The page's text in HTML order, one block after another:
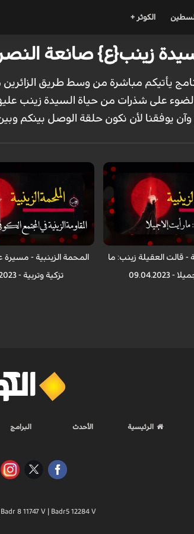
الكوثر +
زينب{ع} صانعة النصر
یأتیکم مباشرة من وسط طریق
علی شذرات من حیاة السیدة زینب
یوفقنا لأن نکون حلقة الوصل بینکم
- قالت العقيلة زينب: ما
09.04.2023
المحمة الزينبية - مسيرة
تزكية وتربية - 09.05.2023
الرئيسية الأحدث البرامج
8 11747 V | Badr5 12284 V